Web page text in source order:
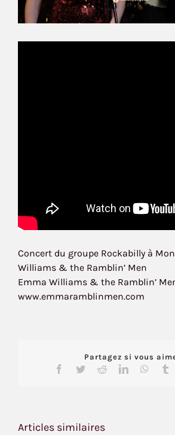
Concert du groupe Rockabilly à
Williams & the Ramblin’ Men
Emma Williams & the Ramblin’
www.emmaramblinmen.com
Partagez si vous
Facebook
TwitterRedditLinkedIn
Articles similaires